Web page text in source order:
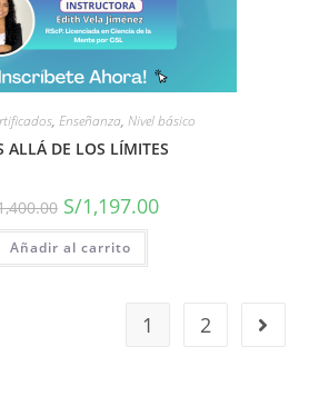
, Enseñanza, Nivel básico
ALLÁ DE LOS LÍMITES
S/1,197.00
Añadir al carrito
1 2